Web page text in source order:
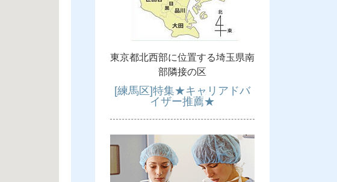
東京都北西部に位置する埼玉県南
部隣接の区
[練馬区]特集★キャリアドバ
イザー推薦★